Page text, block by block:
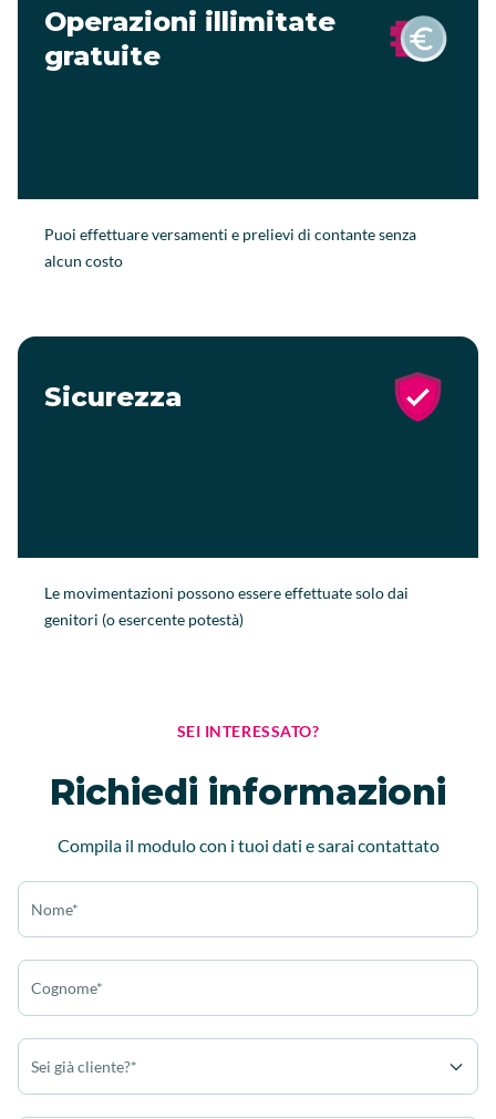
Operazioni illimitate
gratuite
Puoi effettuare versamenti e prelievi di contante senza
alcun costo
Sicurezza
Le movimentazioni possono essere effettuate solo dai
genitori (o esercente potestà)
SEI INTERESSATO?
Richiedi informazioni
Compila il modulo con i tuoi dati e sarai contattato
Nome*
Cognome*
Sei già cliente?*